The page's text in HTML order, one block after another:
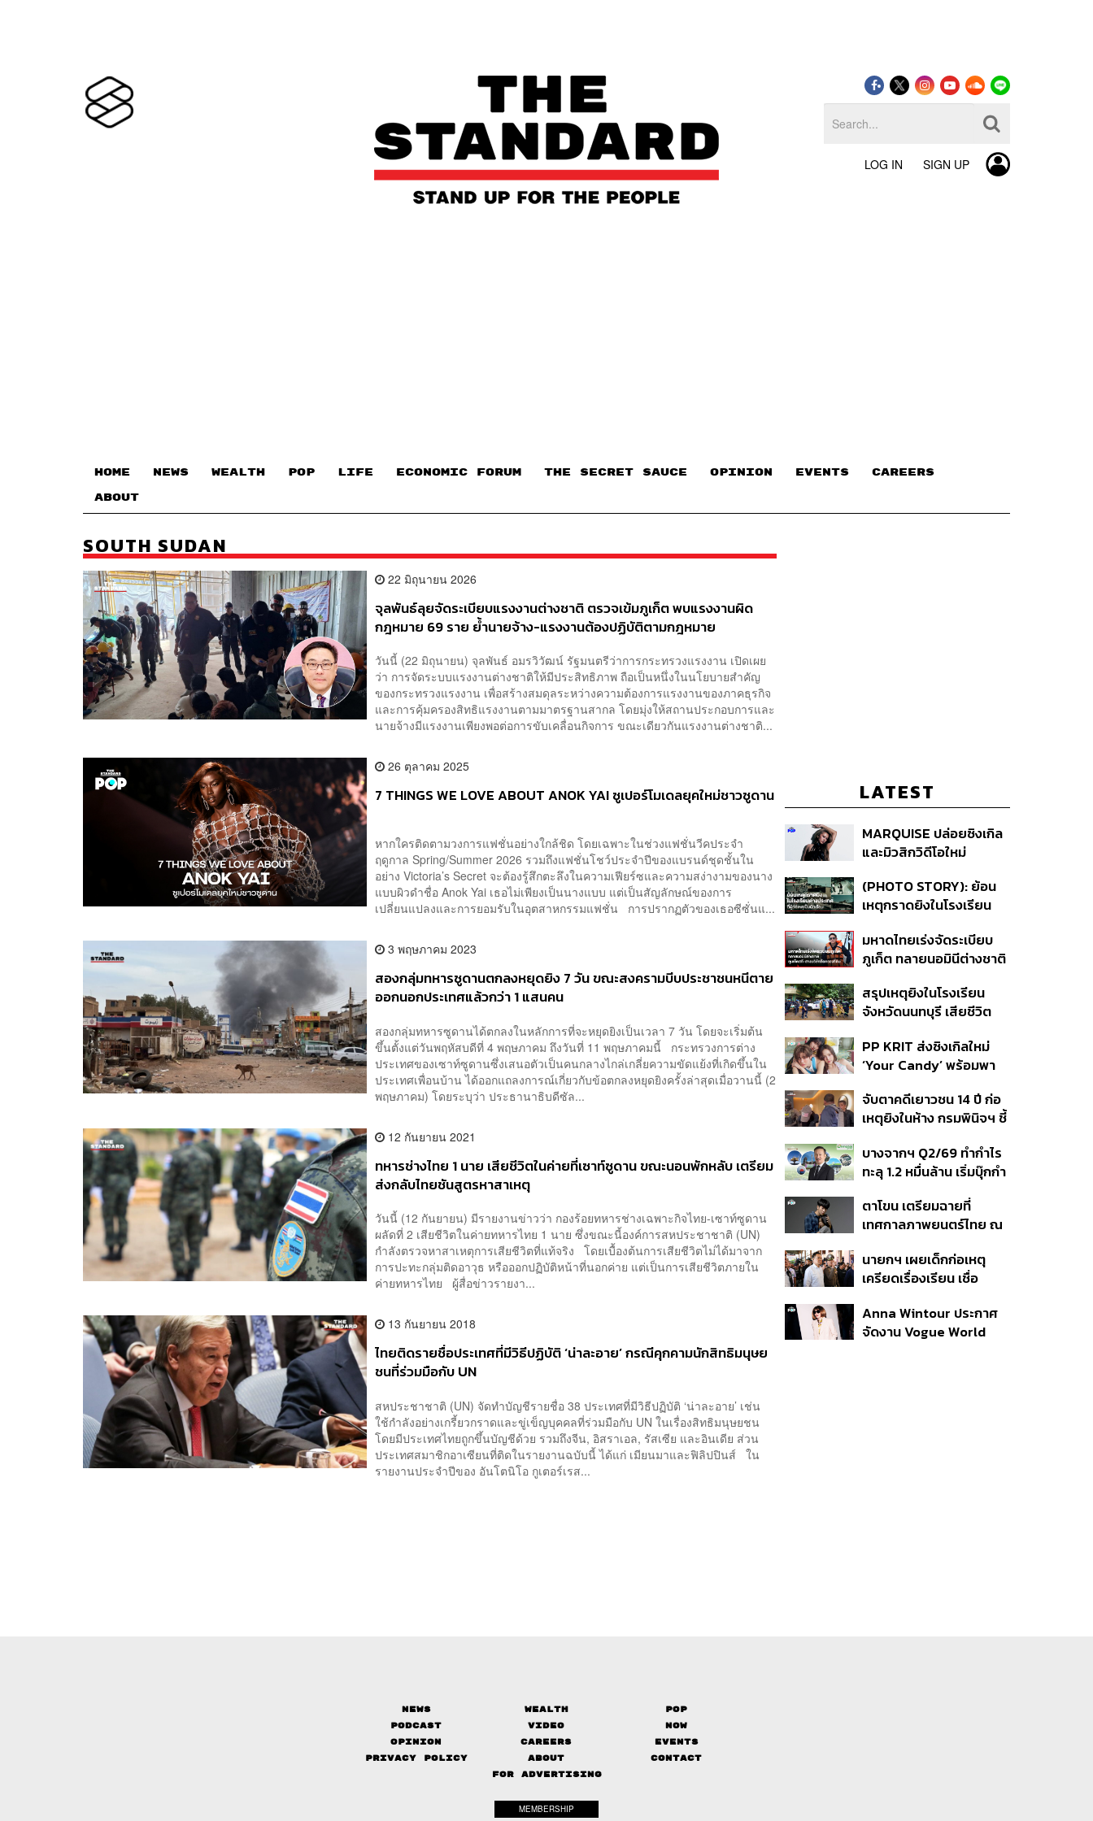
LOG IN SIGN UP
HOME NEWS WEALTH POP LIFE ECONOMIC FORUM THE SECRET SAUCE​ OPINION EVENTS CAREERS
ABOUT
SOUTH SUDAN
22 มิถุนายน 2026
จุลพันธ์ลุยจัดระเบียบแรงงานต่างชาติ ตรวจเข้มภูเก็ต พบแรงงานผิด
กฎหมาย 69 ราย ย้ำนายจ้าง-แรงงานต้องปฏิบัติตามกฎหมาย
วันนี้ (22 มิถุนายน) จุลพันธ์ อมรวิวัฒน์ รัฐมนตรีว่าการกระทรวงแรงงาน เปิดเผย
ว่า การจัดระบบแรงงานต่างชาติให้มีประสิทธิภาพ ถือเป็นหนึ่งในนโยบายสำคัญ
ของกระทรวงแรงงาน เพื่อสร้างสมดุลระหว่างความต้องการแรงงานของภาคธุรกิจ
และการคุ้มครองสิทธิแรงงานตามมาตรฐานสากล โดยมุ่งให้สถานประกอบการและ
นายจ้างมีแรงงานเพียงพอต่อการขับเคลื่อนกิจการ ขณะเดียวกันแรงงานต่างชาติ...
26 ตุลาคม 2025
7 THINGS WE LOVE ABOUT ANOK YAI ซูเปอร์โมเดลยุคใหม่ชาวซูดาน
หากใครติดตามวงการแฟชั่นอย่างใกล้ชิด โดยเฉพาะในช่วงแฟชั่นวีคประจำ
ฤดูกาล Spring/Summer 2026 รวมถึงแฟชั่นโชว์ประจำปีของแบรนด์ชุดชั้นใน
อย่าง Victoria’s Secret จะต้องรู้สึกตะลึงในความเฟียร์ซและความสง่างามของนาง
แบบผิวดำชื่อ Anok Yai เธอไม่เพียงเป็นนางแบบ แต่เป็นสัญลักษณ์ของการ
เปลี่ยนแปลงและการยอมรับในอุตสาหกรรมแฟชั่น การปรากฏตัวของเธอซีซั่นแ...
3 พฤษภาคม 2023
สองกลุ่มทหารซูดานตกลงหยุดยิง 7 วัน ขณะสงครามบีบประชาชนหนีตาย
ออกนอกประเทศแล้วกว่า 1 แสนคน
สองกลุ่มทหารซูดานได้ตกลงในหลักการที่จะหยุดยิงเป็นเวลา 7 วัน โดยจะเริ่มต้น
ขึ้นตั้งแต่วันพฤหัสบดีที่ 4 พฤษภาคม ถึงวันที่ 11 พฤษภาคมนี้ กระทรวงการต่าง
ประเทศของเซาท์ซูดานซึ่งเสนอตัวเป็นคนกลางไกล่เกลี่ยความขัดแย้งที่เกิดขึ้นใน
ประเทศเพื่อนบ้าน ได้ออกแถลงการณ์เกี่ยวกับข้อตกลงหยุดยิงครั้งล่าสุดเมื่อวานนี้ (2
พฤษภาคม) โดยระบุว่า ประธานาธิบดีซัล...
12 กันยายน 2021
ทหารช่างไทย 1 นาย เสียชีวิตในค่ายที่เซาท์ซูดาน ขณะนอนพักหลับ เตรียม
ส่งกลับไทยชันสูตรหาสาเหตุ
วันนี้ (12 กันยายน) มีรายงานข่าวว่า กองร้อยทหารช่างเฉพาะกิจไทย-เซาท์ซูดาน
ผลัดที่ 2 เสียชีวิตในค่ายทหารไทย 1 นาย ซึ่งขณะนี้องค์การสหประชาชาติ (UN)
กำลังตรวจหาสาเหตุการเสียชีวิตที่แท้จริง โดยเบื้องต้นการเสียชีวิตไม่ได้มาจาก
การปะทะกลุ่มติดอาวุธ หรือออกปฏิบัติหน้าที่นอกค่าย แต่เป็นการเสียชีวิตภายใน
ค่ายทหารไทย ผู้สื่อข่าวรายงา...
13 กันยายน 2018
ไทยติดรายชื่อประเทศที่มีวิธีปฏิบัติ ‘น่าละอาย’ กรณีคุกคามนักสิทธิมนุษย
ชนที่ร่วมมือกับ UN
สหประชาชาติ (UN) จัดทำบัญชีรายชื่อ 38 ประเทศที่มีวิธีปฏิบัติ ‘น่าละอาย’ เช่น
ใช้กำลังอย่างเกรี้ยวกราดและขู่เข็ญบุคคลที่ร่วมมือกับ UN ในเรื่องสิทธิมนุษยชน
โดยมีประเทศไทยถูกขึ้นบัญชีด้วย รวมถึงจีน, อิสราเอล, รัสเซีย และอินเดีย ส่วน
ประเทศสมาชิกอาเซียนที่ติดในรายงานฉบับนี้ ได้แก่ เมียนมาและฟิลิปปินส์ ใน
รายงานประจำปีของ อันโตนิโอ กูเตอร์เรส...
LATEST
MARQUISE ปล่อยซิงเกิล
และมิวสิกวิดีโอใหม่
สัมพันธ์สุด Toxic
(PHOTO STORY): ย้อน
เหตุกราดยิงในโรงเรียน
นักเรียน
มหาดไทยเร่งจัดระเบียบ
ภูเก็ต ทลายนอมินีต่างชาติ
ที่ดิน เคลียร์ใบอนุญาต
โรงแรมค้าง 7 ปี
สรุปเหตุยิงในโรงเรียน
จังหวัดนนทบุรี เสียชีวิต
ปมค้นประวัติคดีกราดยิงที่
สหรัฐฯ
PP KRIT ส่งซิงเกิลใหม่
‘Your Candy’ พร้อมพา
สิกวิดีโอ
จับตาคดีเยาวชน 14 ปี ก่อ
เหตุยิงในห้าง กรมพินิจฯ ชี้
เนื่อง ประเมินปล่อยตัว
บางจากฯ Q2/69 ทำกำไร
ทะลุ 1.2 หมื่นล้าน เริ่มบุ๊กกำ
แรก หนุนรายได้ครึ่งปีทะลุ
3.2 แสนล้าน
ตาโขน เตรียมฉายที่
เทศกาลภาพยนตร์ไทย ณ
นายกฯ เผยเด็กก่อเหตุ
เครียดเรื่องเรียน เชื่อ
กระสุนอีกกว่า 30 นัด หาก
ไม่จบชีวิตตัวเองอาจสูญ
Anna Wintour ประกาศ
จัดงาน Vogue World
News Wealth
Pop
Podcast
Video
Now
Opinion
Careers
Events
Privacy Policy
About
Contact
FOR ADVERTISING
MEMBERSHIP